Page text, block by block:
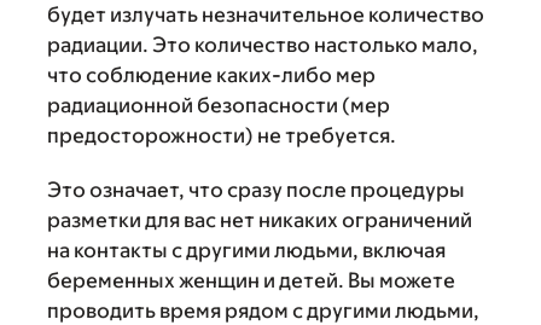
будет излучать незначительное количество
радиации. Это количество настолько мало,
что соблюдение каких-либо мер
радиационной безопасности (мер
предосторожности) не требуется.
Это означает, что сразу после процедуры
разметки для вас нет никаких ограничений
на контакты с другими людьми, включая
беременных женщин и детей. Вы можете
проводить время рядом с другими людьми,